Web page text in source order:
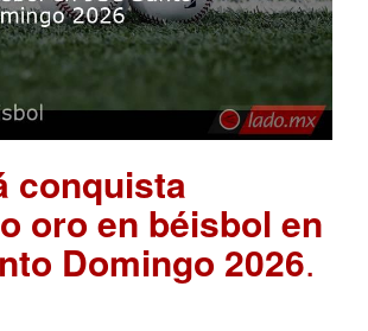
conquista
oro en béisbol en
Domingo 2026.